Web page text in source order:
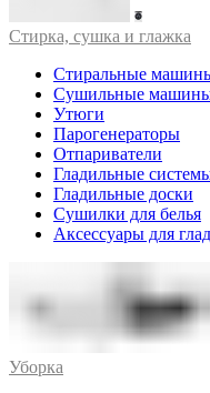
Стирка, сушка и глажка
Стиральные
Сушильные
Утюги
Парогенераторы
Отпариватели
Гладильные
Гладильные доски
Сушилки для белья
Аксессуары для
Уборка